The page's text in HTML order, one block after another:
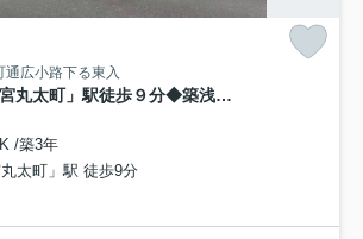
広小路下る東入
◆京阪鴨東線「神宮丸太町」駅徒歩９分◆築浅３LDK角住戸◆ペット飼育可能◆ローレルコート京都御所東
/築3年
太町」駅 徒歩9分